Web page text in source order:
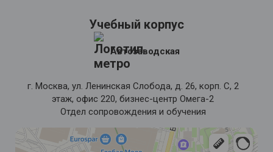
Учебный корпус
Автозаводская
г. Москва, ул. Ленинская Слобода, д. 26, корп. С, 2
этаж, офис 220, бизнес-центр Омега-2
Отдел сопровождения и обучения